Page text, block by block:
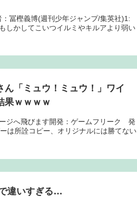
冨樫義博(週刊少年ジャンプ/集英社)1:
しかしてこいつイルミやキルアより弱い
ん「ミュウ！ミュウ！」ワイ
果ｗｗｗｗ
ジへ飛びます開発：ゲームフリーク 発
は所詮コピー、オリジナルには勝てない
違いすぎる…